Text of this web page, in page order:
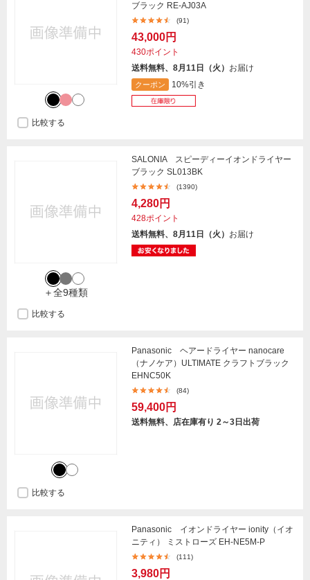
ブラック RE-AJ03A
(91)
43,000円
430ポイント
送料無料、8月11日（火） お届け
クーポン 10%引き
比較する
＋全9種類
SALONIA スピーディーイオンドライヤー
ブラック SL013BK
(1390)
4,280円
428ポイント
送料無料、8月11日（火） お届け
比較する
Panasonic ヘアードライヤー nanocare
（ナノケア）ULTIMATE クラフトブラック
EHNC50K
(84)
59,400円
送料無料、店在庫有り 2～3日出荷
比較する
Panasonic イオンドライヤー ionity（イオ
ニティ） ミストローズ EH-NE5M-P
(111)
3,980円